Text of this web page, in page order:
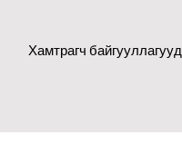
Хамтрагч байгууллагууд